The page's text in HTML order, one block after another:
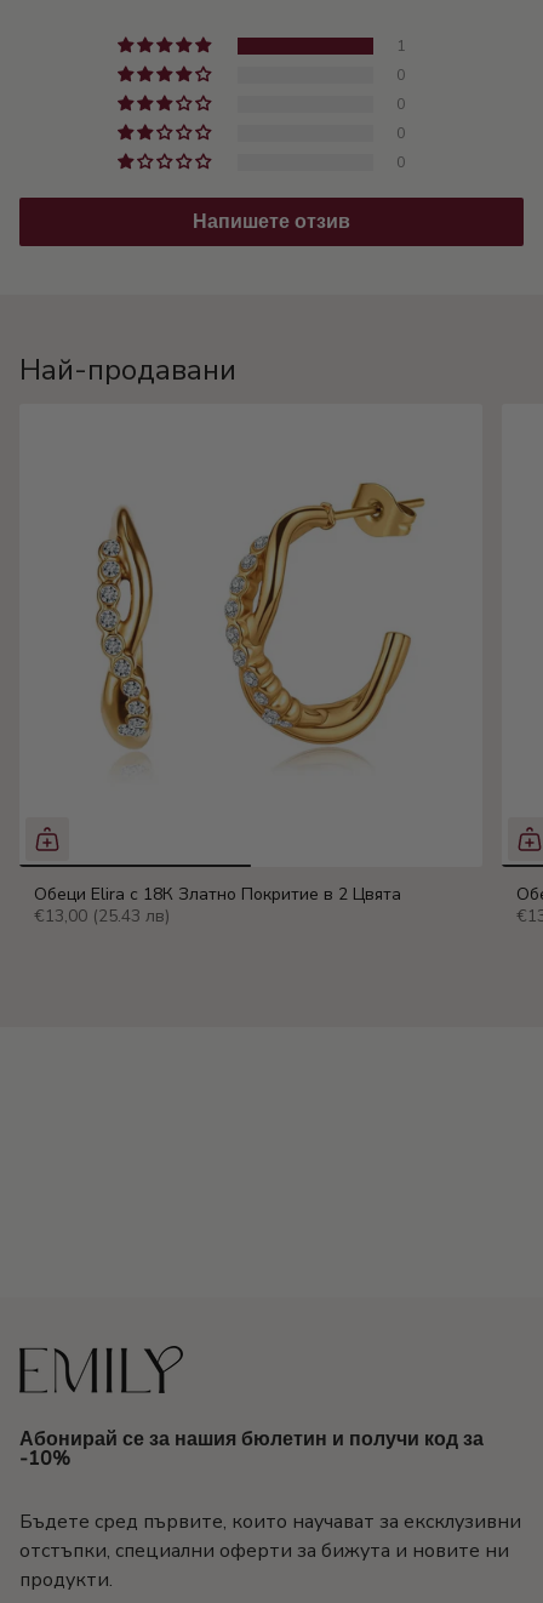
1
0
0
0
0
Напишете отзив
Най-продавани
Обеци Elira с 18К Златно Покритие в 2 Цвята
€13,00 (25.43 лв)
Абонирай се за нашия бюлетин и получи код за
-10%
Бъдете сред първите, които научават за ексклузивни
отстъпки, специални оферти за бижута и новите ни
продукти.